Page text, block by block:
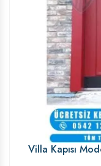
Villa Kapısı